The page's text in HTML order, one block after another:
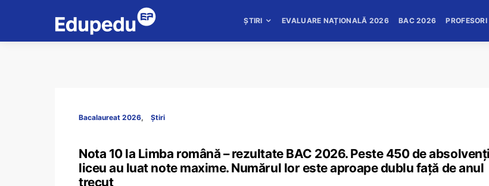
ȘTIRI EVALUARE NAȚIONALĂ 2026 BAC 2026 PROFESORI
Bacalaureat 2026 Știri
Nota 10 la Limba română – rezultate BAC 2026. Peste 450 de
liceu au luat note maxime. Numărul lor este aproape dublu față de anul
trecut